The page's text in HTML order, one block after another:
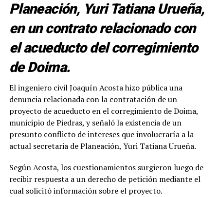
Planeación, Yuri Tatiana Urueña,
en un contrato relacionado con
el acueducto del corregimiento
de Doima.
El ingeniero civil Joaquín Acosta hizo pública una
denuncia relacionada con la contratación de un
proyecto de acueducto en el corregimiento de Doima,
municipio de Piedras, y señaló la existencia de un
presunto conflicto de intereses que involucraría a la
actual secretaria de Planeación, Yuri Tatiana Urueña.
Según Acosta, los cuestionamientos surgieron luego de
recibir respuesta a un derecho de petición mediante el
cual solicitó información sobre el proyecto.